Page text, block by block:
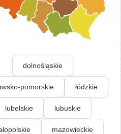
dolnośląskie
pomorskie łódzkie
lubelskie lubuskie
mazowieckie